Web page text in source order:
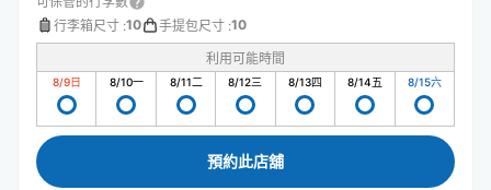
行李箱尺寸 :10 手提包尺寸 :10
利用可能時間
8/9日 8/10一 8/11二 8/12三 8/13四 8/14五 8/15六
預約此店舖